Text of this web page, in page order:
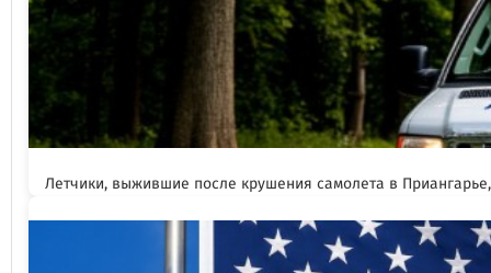
Летчики, выжившие после крушения самолета в